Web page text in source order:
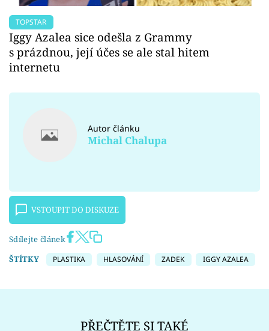
TOPSTAR
Iggy Azalea sice odešla z Grammy
s prázdnou, její účes se ale stal hitem
internetu
Autor článku
Michal Chalupa
VSTOUPIT DO DISKUZE
Sdílejte článek
ŠTÍTKY
PLASTIKA HLASOVÁNÍ ZADEK IGGY AZALEA
PŘEČTĚTE SI TAKÉ